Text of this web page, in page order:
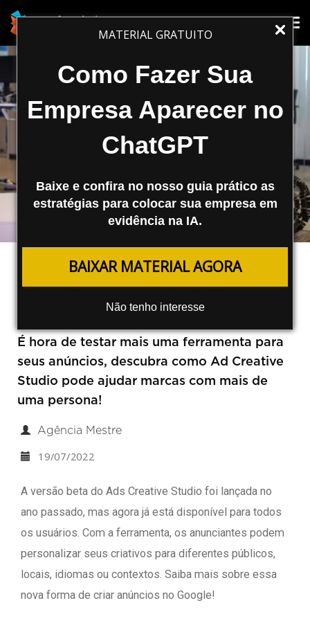
MATERIAL GRATUITO
Como Fazer Sua
Empresa Aparecer no
ChatGPT
Baixe e confira no nosso guia prático as
estratégias para colocar sua empresa em
evidência na IA.
BAIXAR MATERIAL AGORA
Não tenho interesse
O Google Lançou o Ad Creative
Studio Para Todos os Negócios
É hora de testar mais uma ferramenta para
seus anúncios, descubra como Ad Creative
Studio pode ajudar marcas com mais de
uma persona!
Agência Mestre
19/07/2022
A versão beta do Ads Creative Studio foi lançada no
ano passado, mas agora já está disponível para todos
os usuários. Com a ferramenta, os anunciantes podem
personalizar seus criativos para diferentes públicos,
locais, idiomas ou contextos. Saiba mais sobre essa
nova forma de criar anúncios no Google!